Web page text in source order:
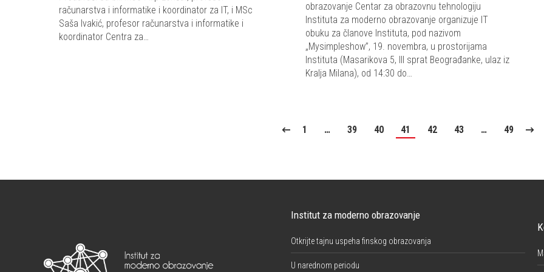
računarstva i informatike i koordinator za IT, i MSc
Saša Ivakić, profesor računarstva i informatike i
koordinator Centra za…
obrazovanje Centar za obrazovnu tehnologiju
Instituta za moderno obrazovanje organizuje IT
obuku za članove Instituta, pod nazivom
„Mysimpleshow”, 19. novembra, u prostorijama
Instituta (Masarikova 5, III sprat Beograđanke, ulaz iz
Kralja Milana), od 14:30 do…
1 … 39 40 41 42 43 … 49
Institut za moderno obrazovanje
Otkrijte tajnu uspeha finskog obrazovanja
U narednom periodu